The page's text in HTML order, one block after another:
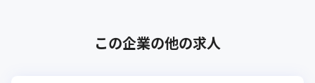
└ 社内：自社で運営する店舗事業向け
・障害福祉領域では国内最大級の約300店舗/支援者3000名/売上
この企業の他の求人